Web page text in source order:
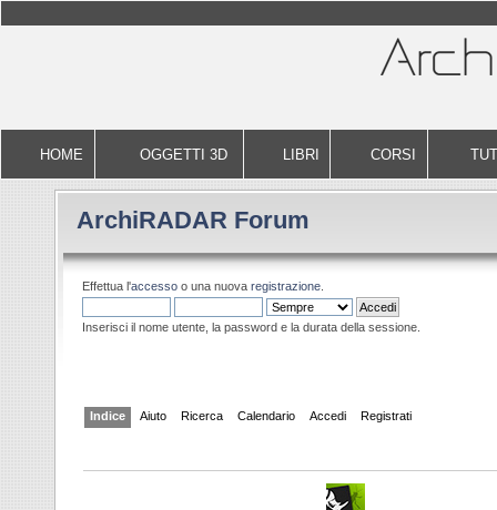
HOME OGGETTI 3D LIBRI CORSI
ArchiRADAR Forum
Effettua l'accesso o una nuova registrazione.
Inserisci il nome utente, la password e la durata della sessione.
Indice Aiuto Ricerca Calendario Accedi Registrati